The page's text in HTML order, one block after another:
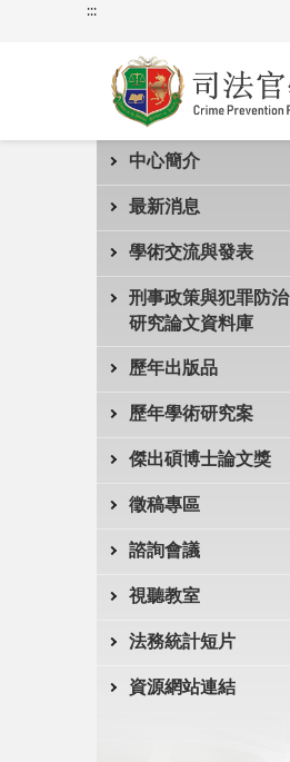
:::
中心簡介
最新消息
學術交流與發表
刑事政策與犯罪防治
研究論文資料庫
歷年出版品
歷年學術研究案
傑出碩博士論文獎
徵稿專區
諮詢會議
視聽教室
法務統計短片
資源網站連結